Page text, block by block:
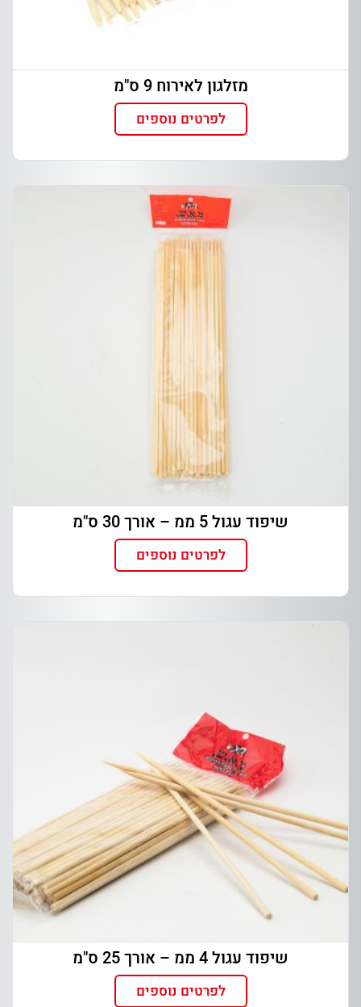
מזלגון לאירוח 9 ס"מ
לפרטים נוספים
שיפוד עגול 5 ממ – אורך 30 ס"מ
לפרטים נוספים
שיפוד עגול 4 ממ – אורך 25 ס"מ
לפרטים נוספים